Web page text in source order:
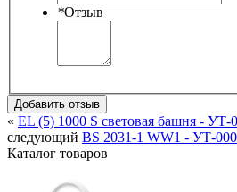
*Отзыв
Добавить отзыв
« EL (5) 1000 S световая башня - УТ-
следующий BS 2031-1 WW1 - УТ-
Каталог товаров